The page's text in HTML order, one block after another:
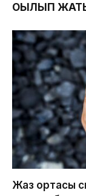
ОҚЫЛЫП
Жаз ортасы